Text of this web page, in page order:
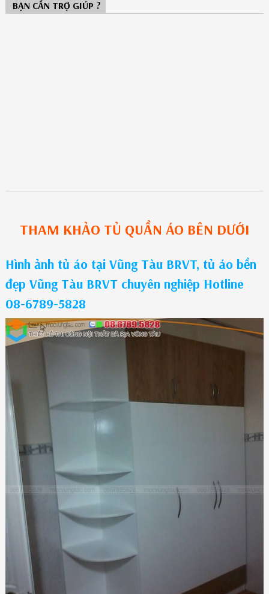
BẠN CẦN TRỢ GIÚP ?
THAM KHẢO TỦ QUẦN ÁO BÊN DƯỚI
Hình ảnh tủ áo tại Vũng Tàu BRVT, tủ áo bền
đẹp Vũng Tàu BRVT chuyên nghiệp Hotline
08-6789-5828